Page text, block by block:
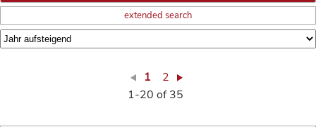
extended search
1
2
1-20 of 35